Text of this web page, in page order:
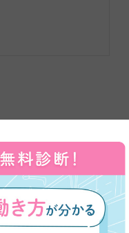
願いします。
ューさせていただけれ
った理由を教えてくだ